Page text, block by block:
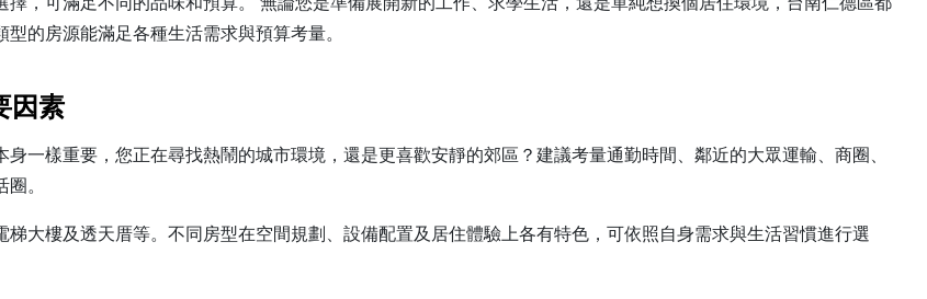
的房源能滿足各種生活需求與預算考量。
因素
一樣重要，您正在尋找熱鬧的城市環境，還是更喜歡安靜的郊區？建議考量通勤時間、鄰近的大眾運輸、商圈、
。
梯大樓及透天厝等。不同房型在空間規劃、設備配置及居住體驗上各有特色，可依照自身需求與生活習慣進行選